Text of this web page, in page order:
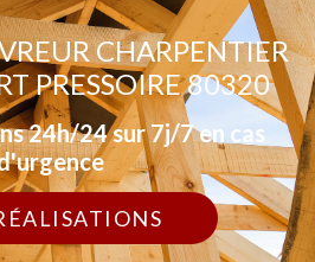
CHARPENTIER
PRESSOIRE 80320
24h/24 sur 7j/7 en cas